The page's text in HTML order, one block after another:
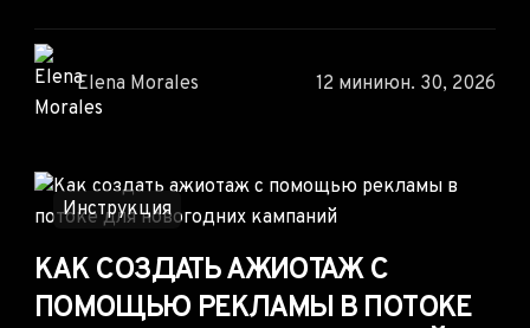
Elena Morales 12 миниюн. 30, 2026
Инструкция
КАК СОЗДАТЬ АЖИОТАЖ С
ПОМОЩЬЮ РЕКЛАМЫ В ПОТОКЕ